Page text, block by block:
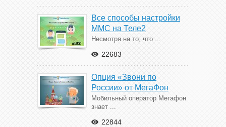
Все способы настройки
ММС на Теле2
Несмотря на то, что ...
22683
Опция «Звони по
России» от МегаФон
Мобильный оператор Мегафон
знает ...
22844